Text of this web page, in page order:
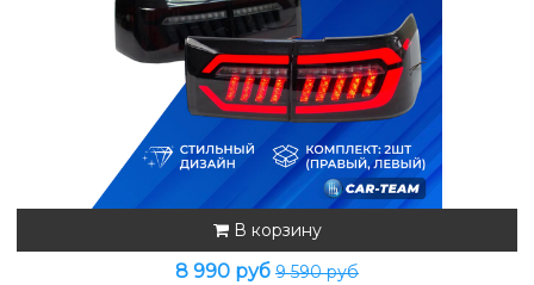
В корзину
8 990 руб 9 590 руб